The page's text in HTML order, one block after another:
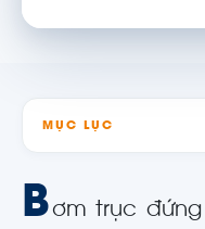
MỤC LỤC
Bơm trục